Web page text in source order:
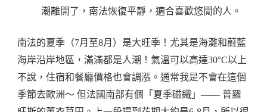
潮離開了，南法恢復平靜，適合喜歡悠閒的人。
南法的夏季（7月至8月）是大旺季！尤其是海灘和蔚藍
海岸沿岸地區，滿滿都是人潮！氣溫可以高達30°C以上
不說，住宿和餐廳價格也會調漲。通常我是不會在這個
季節去歐洲～ 但法國南部有個「夏季磁鐵」—— 普羅